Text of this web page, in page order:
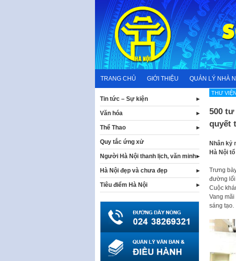
content
TRANG CHỦ GIỚI THIỆU QUẢN LÝ NHÀ
THƯ VIỆN
500 tư
quyết
Nhân kỷ
Hà Nội
Trưng
đường lối
Cuộc
Vang
sáng tạo.
Tin tức – Sự kiện
Văn hóa
Thể Thao
Quy tắc ứng xử
Người Hà Nội thanh lịch, văn minh
Hà Nội đẹp và chưa đẹp
Tiêu điểm Hà Nội